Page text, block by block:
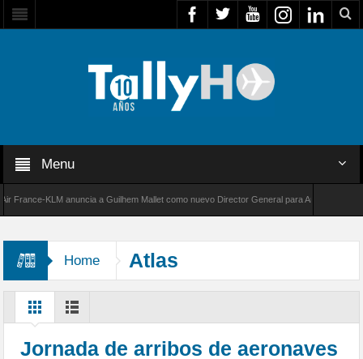
Menu
KLM anuncia a Guilhem Mallet como nuevo Director General para América Latina
Home Atlas
Jornada de arribos de aeronaves